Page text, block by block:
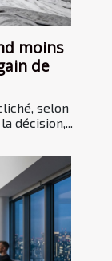
moins
de
selon
décision,...